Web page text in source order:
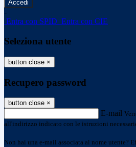
-
Entra con SPID Entra con CIE
Seleziona utente
button close ×
Recupero password
button close ×
E-mail
all'indirizzo indicato con le istruzioni
Non hai una e-mail associata al nome utente?